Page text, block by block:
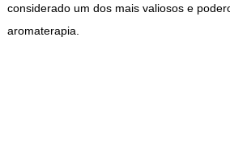
considerado um dos mais valiosos e
aromaterapia.